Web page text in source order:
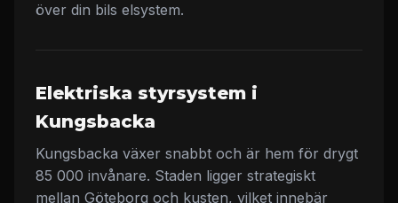
över din bils elsystem.
Elektriska styrsystem i
Kungsbacka
Kungsbacka växer snabbt och är hem för drygt
85 000 invånare. Staden ligger strategiskt
mellan Göteborg och kusten, vilket innebär